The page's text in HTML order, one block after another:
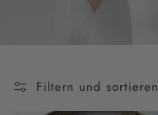
Filtern und sortieren